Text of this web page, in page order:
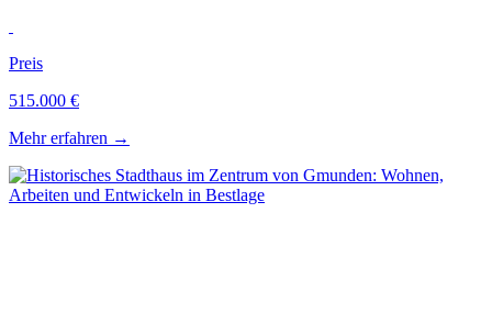
Preis
515.000 €
Mehr erfahren →